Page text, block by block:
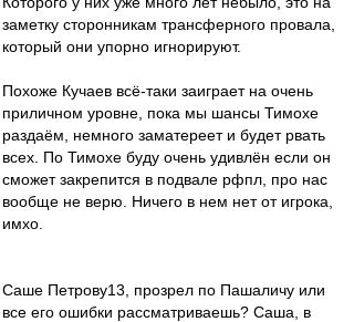
заметку сторонникам трансферного провала,
который они упорно игнорируют.
Похоже Кучаев всё-таки заиграет на очень
приличном уровне, пока мы шансы Тимохе
раздаём, немного заматереет и будет рвать
всех. По Тимохе буду очень удивлён если он
сможет закрепится в подвале рфпл, про нас
вообще не верю. Ничего в нем нет от игрока,
имхо.
Саше Петрову13, прозрел по Пашаличу или
все его ошибки рассматриваешь? Саша, в